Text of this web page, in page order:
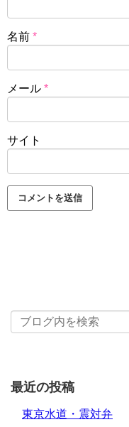
名前 *
メール *
サイト
最近の投稿
東京水道・震対弁